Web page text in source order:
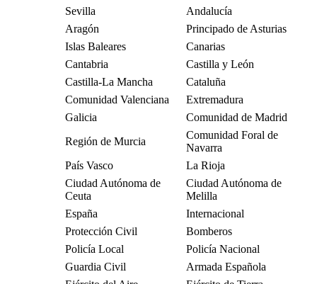
Sevilla
Andalucía
Aragón
Principado de Asturias
Islas Baleares
Canarias
Cantabria
Castilla y León
Castilla-La Mancha
Cataluña
Comunidad Valenciana
Extremadura
Galicia
Comunidad de Madrid
Región de Murcia
Comunidad Foral de
Navarra
País Vasco
La Rioja
Ciudad Autónoma de
Ceuta
Ciudad Autónoma de
Melilla
España
Internacional
Protección Civil
Bomberos
Policía Local
Policía Nacional
Guardia Civil
Armada Española